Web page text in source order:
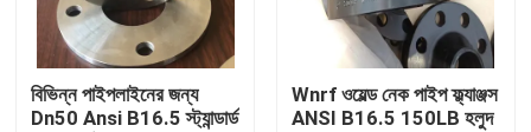
BS 4504 ফ্ল্যাঞ্জ
EN 1092 ফ্ল্যাঞ্জ
বিভিন্ন পাইপলাইনের জন্য
Dn50 Ansi B16.5 স্ট্যান্ডার্ড
Wnrf ওয়েল্ড নেক পাইপ ফ্ল্যাঞ্জস
ANSI B16.5 150LB হলুদ